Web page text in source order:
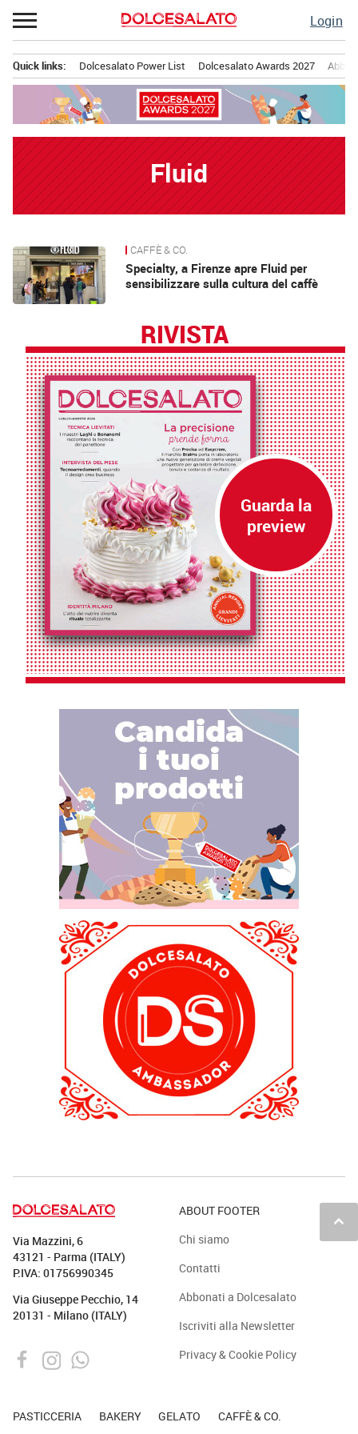
Passa
al
Login
principale
Quick links: Dolcesalato Power List Dolcesalato Awards 2027
Fluid
News CAFFÈ & CO.
Specialty, a Firenze apre Fluid per
sensibilizzare sulla cultura del caffè
RIVISTA
keyboard_arrow_up
Via Mazzini, 6
43121 - Parma (ITALY)
P.IVA: 01756990345
Via Giuseppe Pecchio, 14
20131 - Milano (ITALY)
ABOUT FOOTER
Chi siamo
Contatti
Abbonati a Dolcesalato
Iscriviti alla Newsletter
Privacy & Cookie Policy
PASTICCERIA BAKERY GELATO CAFFÈ & CO.